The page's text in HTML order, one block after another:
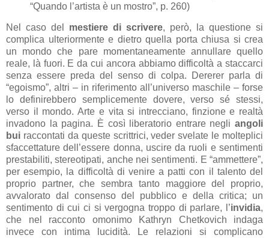
“Quando l’artista è un mostro”, p. 260)
Nel caso del mestiere di scrivere, però, la questione si
complica ulteriormente e dietro quella porta chiusa si crea
un mondo che pare momentaneamente annullare quello
reale, là fuori. E da cui ancora abbiamo difficoltà a staccarci
senza essere preda del senso di colpa. Dererer parla di
“egoismo”, altri – in riferimento all’universo maschile – forse
lo definirebbero semplicemente dovere, verso sé stessi,
verso il mondo. Arte e vita si intrecciano, finzione e realtà
invadono la pagina. È così liberatorio entrare negli angoli
bui raccontati da queste scrittrici, veder svelate le molteplici
sfaccettature dell’essere donna, uscire da ruoli e sentimenti
prestabiliti, stereotipati, anche nei sentimenti. E “ammettere”,
per esempio, la difficoltà di venire a patti con il talento del
proprio partner, che sembra tanto maggiore del proprio,
avvalorato dal consenso del pubblico e della critica; un
sentimento di cui ci si vergogna troppo di parlare, l’invidia,
che nel racconto omonimo Kathryn Chetkovich indaga
invece con intima lucidità. Le relazioni si complicano